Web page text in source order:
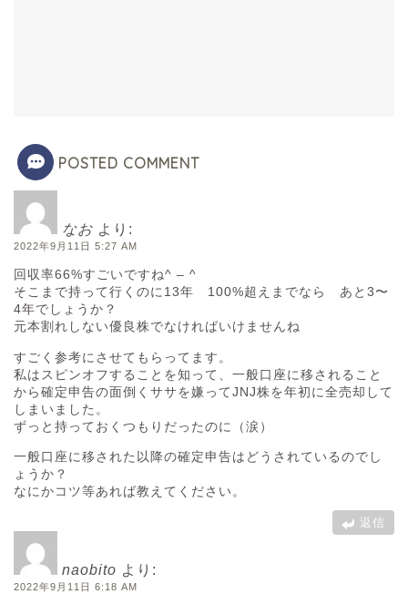
POSTED COMMENT
なお より:
2022年9月11日 5:27 AM
回収率66%すごいですね^ – ^
そこまで持って行くのに13年 100%超えまでなら あと3〜
4年でしょうか？
元本割れしない優良株でなければいけませんね
すごく参考にさせてもらってます。
私はスピンオフすることを知って、一般口座に移されること
から確定申告の面倒くササを嫌ってJNJ株を年初に全売却して
しまいました。
ずっと持っておくつもりだったのに（涙）
一般口座に移された以降の確定申告はどうされているのでし
ょうか？
なにかコツ等あれば教えてください。
返信
naobito より:
2022年9月11日 6:18 AM